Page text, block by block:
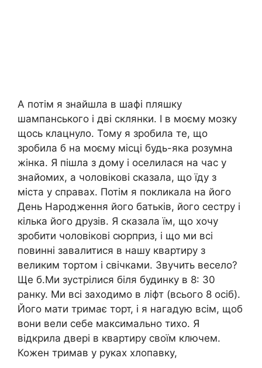
А потім я знайшла в шафі пляшку
шампанського і дві склянки. І в моєму мозку
щось клацнуло. Тому я зробила те, що
зробила б на моєму місці будь-яка розумна
жінка. Я пішла з дому і оселилася на час у
знайомих, а чоловікові сказала, що їду з
міста у справах. Потім я покликала на його
День Народження його батьків, його сестру і
кілька його друзів. Я сказала їм, що хочу
зробити чоловікові сюрприз, і що ми всі
повинні завалитися в нашу квартиру з
великим тортом і свічками. Звучить весело?
Ще б.Ми зустрілися біля будинку в 8: 30
ранку. Ми всі заходимо в ліфт (всього 8 осіб).
Його мати тримає торт, і я нагадую всім, щоб
вони вели себе максимально тихо. Я
відкрила двері в квартиру своїм ключем.
Кожен тримав у руках хлопавку,